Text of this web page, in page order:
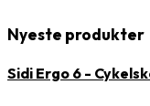
Nyeste produkter
Sidi Ergo 6 -